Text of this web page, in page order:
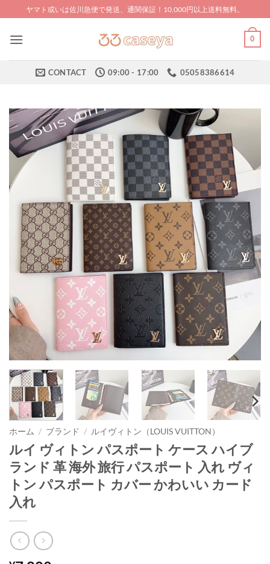
to
content
ヤマト或いは佐川急便で発送、通関保証！10,000円以上送料無料。
0
CONTACT 09:00 - 17:00 05058386614
ホーム / ブランド / ルイヴィトン（LOUIS VUITTON）
ルイ ヴィトン パスポート ケース ハイブ
ランド 革 海外 旅行 パスポート 入れ ヴィ
トン パスポート カバー かわいい カード
入れ